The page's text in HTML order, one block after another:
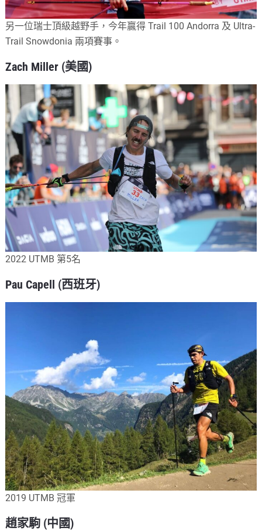
另一位瑞士頂級越野手，今年贏得 Trail 100 Andorra 及 Ultra-
Trail Snowdonia 兩項賽事。
Zach Miller (美國)
2022 UTMB 第5名
Pau Capell (西班牙)
2019 UTMB 冠軍
趙家駒 (中國)